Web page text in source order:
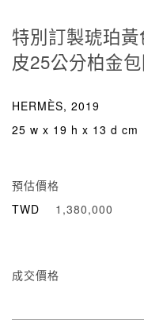
特別訂製琥珀
皮25公分柏金
HERMÈS, 2019
25 w x 19 h x 13 d cm
預估價格
TWD
1,380,000
成交價格